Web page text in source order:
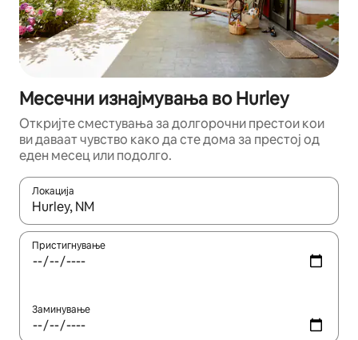
Месечни изнајмувања во Hurley
Откријте сместувања за долгорочни престои кои
ви даваат чувство како да сте дома за престој од
еден месец или подолго.
Локација
Кога резултатите се достапни, движете се со копчињата
Пристигнување
Заминување